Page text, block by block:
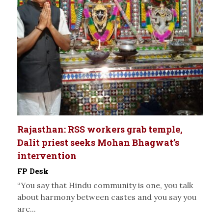
Rajasthan: RSS workers grab temple,
Dalit priest seeks Mohan Bhagwat’s
intervention
FP Desk
“You say that Hindu community is one, you talk
about harmony between castes and you say you
are...